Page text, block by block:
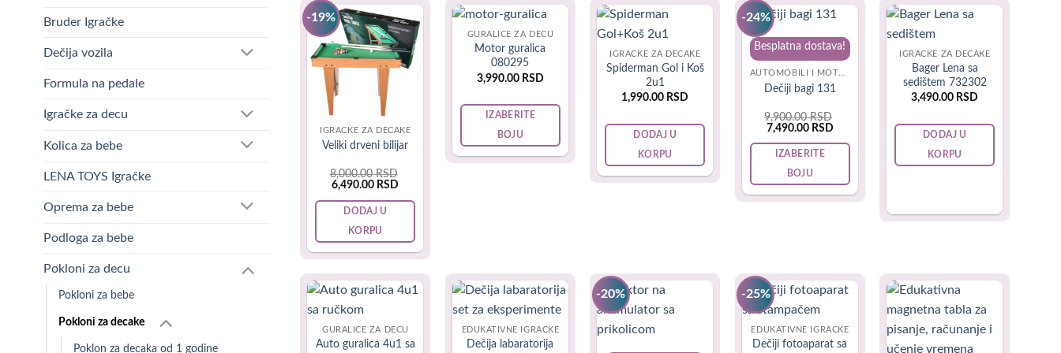
Bruder Igračke
Dečija vozila
Formula na pedale
Igračke za decu
Kolica za bebe
LENA TOYS Igračke
Oprema za bebe
Podloga za bebe
Pokloni za decu
Pokloni za bebe
Pokloni za decake
Poklon za decaka od 1 godine
Stručnjaci kažu da su igra i učenje, zaista jedno te isto u ranom detinjstvu. Tako da je pronalaženje savršene igračke, koja podučava
važnu veštinu idealno za male dečake.
-19%
IGRAČKE ZA DEČAKE
Veliki drveni bilijar
8,000.00RSD
Original
was:
8,000.00 RSD.
6,490.00 RSD
DODAJ U
KORPU
GURALICE ZA DECU
Motor guralica
080295
3,990.00 RSD
IZABERITE
BOJU
This
may
on
IGRAČKE ZA DEČAKE
Spiderman Gol i Koš
2u1
1,990.00 RSD
DODAJ U
KORPU
-24%
Besplatna dostava!
AUTOMOBILI I MOTORI NA AKUMULATOR
Dečiji bagi 131
9,900.00RSD
Original
was:
9,900.00 RSD.
7,490.00 RSDCurrent
7,490.00 RSD.
IZABERITE
BOJU
This
The
options
be
IGRAČKE ZA DEČAKE
Bager Lena sa
sedištem 732302
3,490.00 RSD
DODAJ U
KORPU
GURALICE ZA DECU
Auto guralica 4u1 sa
EDUKATIVNE IGRAČKE
Dečija labaratorija
-20% -25%
EDUKATIVNE IGRAČKE
Dečiji fotoaparat sa